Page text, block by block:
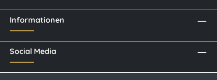
Social Media
Informationen